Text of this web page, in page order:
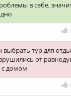
в себе,
тур для
от
с домом